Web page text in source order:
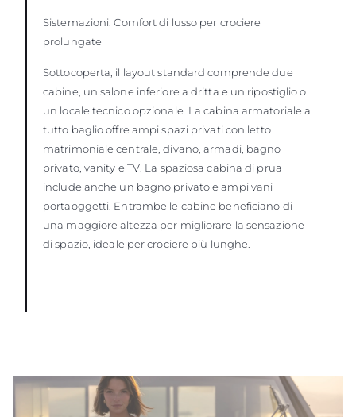
Sistemazioni: Comfort di lusso per crociere
prolungate
Sottocoperta, il layout standard comprende due
cabine, un salone inferiore a dritta e un ripostiglio o
un locale tecnico opzionale. La cabina armatoriale a
tutto baglio offre ampi spazi privati con letto
matrimoniale centrale, divano, armadi, bagno
privato, vanity e TV. La spaziosa cabina di prua
include anche un bagno privato e ampi vani
portaoggetti. Entrambe le cabine beneficiano di
una maggiore altezza per migliorare la sensazione
di spazio, ideale per crociere più lunghe.